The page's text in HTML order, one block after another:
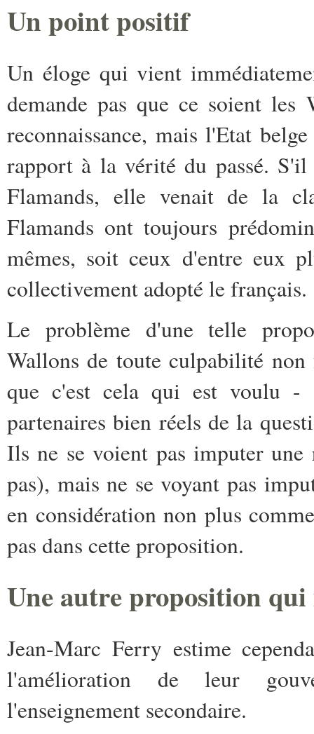
Un point positif
Un éloge qui vient
demande pas que ce soient les
reconnaissance, mais l'Etat
rapport à la vérité du passé.
Flamands, elle venait de la
Flamands ont toujours
mêmes, soit ceux d'entre eux
collectivement adopté le français.
Le problème d'une telle
Wallons de toute culpabilité
que c'est cela qui est voulu -
partenaires bien réels de la
Ils ne se voient pas imputer
pas), mais ne se voyant pas
en considération non plus
pas dans cette proposition.
Une autre proposition
Jean-Marc Ferry estime
l'amélioration de leur
l'enseignement secondaire.